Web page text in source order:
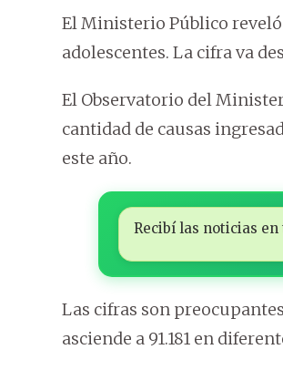
El Ministerio Público
adolescentes. La cifra va
El Observatorio del
cantidad de causas
este año.
Recibí las noticias
Las cifras son
asciende a 91.181 en